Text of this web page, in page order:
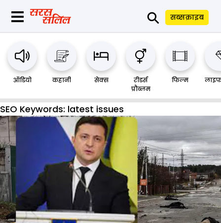
⚲ सब्सक्राइब
ऑडियो कहानी सेक्स
रीडर्स
प्रौब्लम
फिल्म
SEO Keywords: latest issues